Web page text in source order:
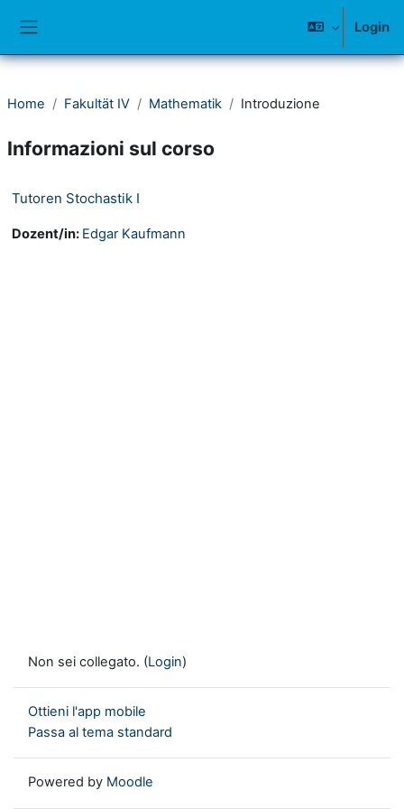
Login
Home Fakultät IV Mathematik Introduzione
Informazioni sul corso
Tutoren Stochastik I
Dozent/in: Edgar Kaufmann
Non sei collegato. (Login)
Ottieni l'app mobile
Passa al tema standard
Powered by Moodle